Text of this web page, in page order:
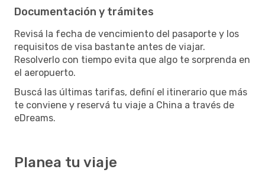
Documentación y trámites
Revisá la fecha de vencimiento del pasaporte y los
requisitos de visa bastante antes de viajar.
Resolverlo con tiempo evita que algo te sorprenda en
el aeropuerto.
Buscá las últimas tarifas, definí el itinerario que más
te conviene y reservá tu viaje a China a través de
eDreams.
Planea tu viaje